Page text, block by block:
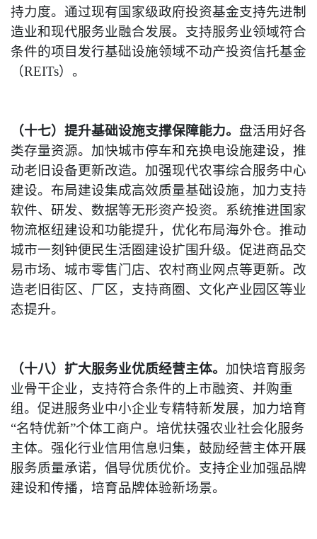
持力度。通过现有国家级政府投资基金支持先进制
造业和现代服务业融合发展。支持服务业领域符合
条件的项目发行基础设施领域不动产投资信托基金
（REITs）。
（十七）提升基础设施支撑保障能力。 盘活用好各
类存量资源。加快城市停车和充换电设施建设，推
动老旧设备更新改造。加强现代农事综合服务中心
建设。布局建设集成高效质量基础设施，加力支持
软件、研发、数据等无形资产投资。系统推进国家
物流枢纽建设和功能提升，优化布局海外仓。推动
城市一刻钟便民生活圈建设扩围升级。促进商品交
易市场、城市零售门店、农村商业网点等更新。改
造老旧街区、厂区，支持商圈、文化产业园区等业
态提升。
（十八）扩大服务业优质经营主体。 加快培育服务
业骨干企业，支持符合条件的上市融资、并购重
组。促进服务业中小企业专精特新发展，加力培育
“名特优新”个体工商户。培优扶强农业社会化服务
主体。强化行业信用信息归集，鼓励经营主体开展
服务质量承诺，倡导优质优价。支持企业加强品牌
建设和传播，培育品牌体验新场景。